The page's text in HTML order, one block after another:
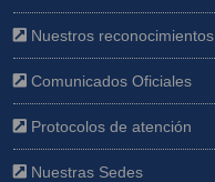
Nuestros reconocimientos
Comunicados Oficiales
Protocolos de atención
Nuestras Sedes